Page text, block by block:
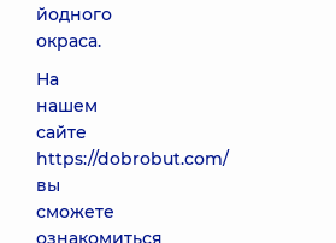
йодного
окраса.
На
нашем
сайте
https://dobrobut.com/
вы
сможете
ознакомиться